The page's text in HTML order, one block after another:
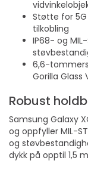
Støtte for 5G
tilkobling
IP68- og
6,6-tommers
Gorilla Glass
Robust
Samsung Galaxy
og oppfyller MIL-
og
dykk på opptil 1,5